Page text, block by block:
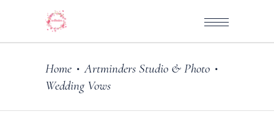
Home •Artminders Studio & Photo •
Wedding Vows